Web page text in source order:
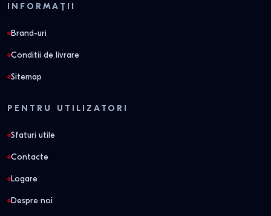
INFORMAȚII
Brand-uri
Conditii de livrare
Sitemap
PENTRU UTILIZATORI
Sfaturi utile
Contacte
Logare
Despre noi